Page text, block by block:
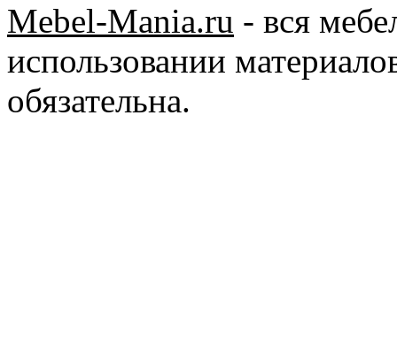
Mebel-Mania.ru - вся
использовании
обязательна.